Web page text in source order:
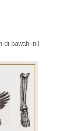
di bawah ini!